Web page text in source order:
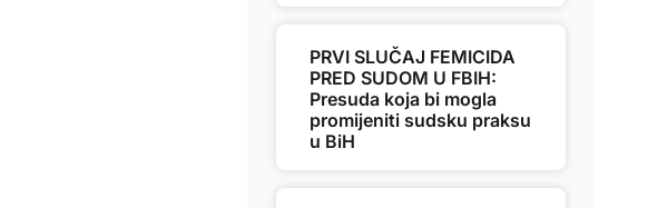
PRVI SLUČAJ FEMICIDA
PRED SUDOM U FBIH:
Presuda koja bi mogla
promijeniti sudsku praksu
u BiH